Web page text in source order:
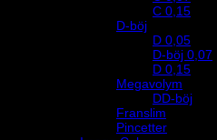
C 0,15
D-böj
D 0,05
D-böj 0,07
D 0,15
Megavolym
DD-böj
Franslim
Pincetter